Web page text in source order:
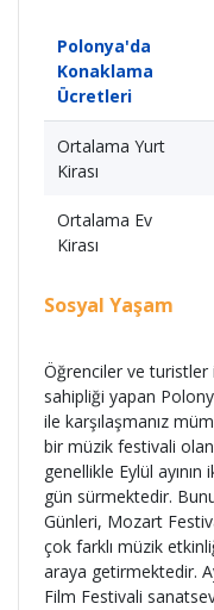
Polonya'da
Konaklama
Ücretleri
Ortalama Yurt
Kirası
Ortalama Ev
Kirası
Sosyal Yaşam
Öğrenciler ve
sahipliği yapan
ile karşılaşmanız
bir müzik festivali olan
genellikle Eylül
gün sürmektedir.
Günleri, Mozart
çok farklı müzik
araya getirmektedir.
Film Festivali